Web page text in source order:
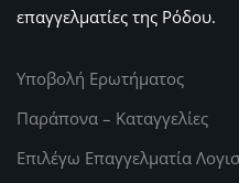
επαγγελματίες της Ρόδου.
Υποβολή Ερωτήματος
Παράπονα – Καταγγελίες
Επιλέγω Επαγγελματία